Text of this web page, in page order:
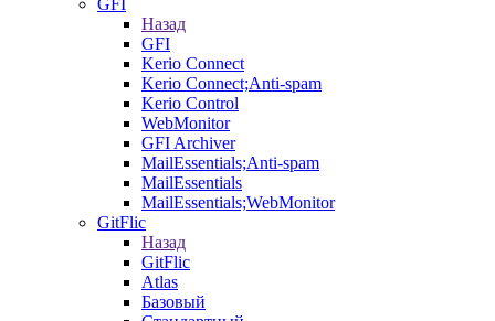
GFI
Назад
GFI
Kerio Connect
Kerio Connect;Anti-spam
Kerio Control
WebMonitor
GFI Archiver
MailEssentials;Anti-spam
MailEssentials
MailEssentials;WebMonitor
GitFlic
Назад
GitFlic
Atlas
Базовый